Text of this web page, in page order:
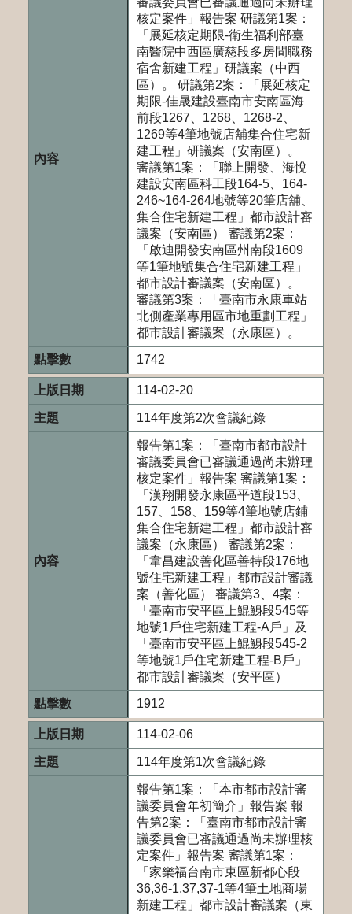
核定案件」報告案 研議第1案：
「展延核定期限-衛生福利部臺
南醫院中西區廣慈段多房間職務
宿舍新建工程」研議案（中西
區）。 研議第2案：「展延核定
期限-佳晟建設臺南市安南區海
前段1267、1268、1268-2、
1269等4筆地號店舖集合住宅新
建工程」研議案（安南區）。
審議第1案：「聯上開發、海悅
建設安南區科工段164-5、164-
246~164-264地號等20筆店舖、
集合住宅新建工程」都市設計審
議案（安南區） 審議第2案：
「啟迪開發安南區州南段1609
等1筆地號集合住宅新建工程」
都市設計審議案（安南區）。
審議第3案：「臺南市永康車站
北側產業專用區市地重劃工程」
都市設計審議案（永康區）。
1742
114-02-20
114年度第2次會議紀錄
報告第1案：「臺南市都市設計
審議委員會已審議通過尚未辦理
核定案件」報告案 審議第1案：
「漢翔開發永康區平道段153、
157、158、159等4筆地號店鋪
集合住宅新建工程」都市設計審
議案（永康區） 審議第2案：
「韋昌建設善化區善特段176地
號住宅新建工程」都市設計審議
案（善化區） 審議第3、4案：
「臺南市安平區上鯤鯓段545等
地號1戶住宅新建工程-A戶」及
「臺南市安平區上鯤鯓段545-2
等地號1戶住宅新建工程-B戶」
都市設計審議案（安平區）
1912
114-02-06
114年度第1次會議紀錄
報告第1案：「本市都市設計審
議委員會年初簡介」報告案 報
告第2案：「臺南市都市設計審
議委員會已審議通過尚未辦理核
定案件」報告案 審議第1案：
「家樂福台南市東區新都心段
36,36-1,37,37-1等4筆土地商場
新建工程」都市設計審議案（東